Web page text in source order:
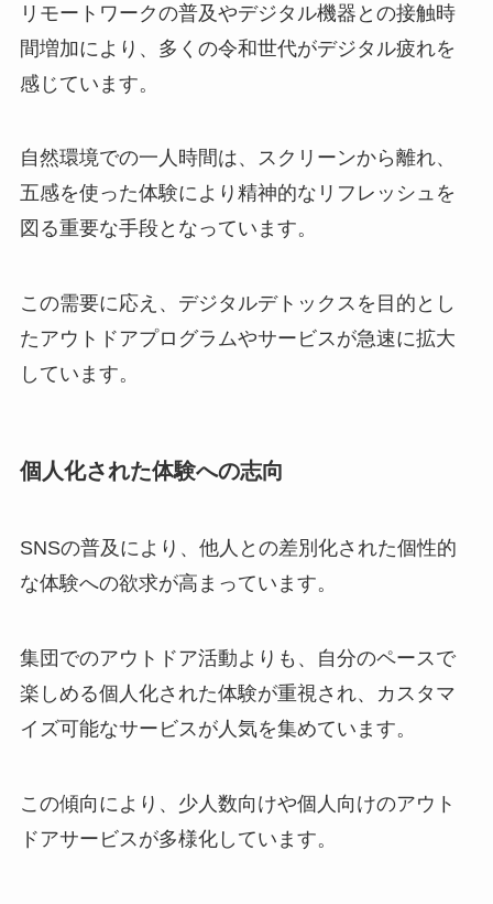
リモートワークの普及やデジタル機器との接触時
間増加により、多くの令和世代がデジタル疲れを
感じています。
自然環境での一人時間は、スクリーンから離れ、
五感を使った体験により精神的なリフレッシュを
図る重要な手段となっています。
この需要に応え、デジタルデトックスを目的とし
たアウトドアプログラムやサービスが急速に拡大
しています。
個人化された体験への志向
SNSの普及により、他人との差別化された個性的
な体験への欲求が高まっています。
集団でのアウトドア活動よりも、自分のペースで
楽しめる個人化された体験が重視され、カスタマ
イズ可能なサービスが人気を集めています。
この傾向により、少人数向けや個人向けのアウト
ドアサービスが多様化しています。